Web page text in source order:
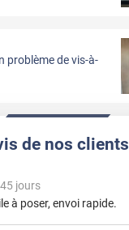
problème de vis-à-
de nos clients
jours
à poser, envoi rapide.